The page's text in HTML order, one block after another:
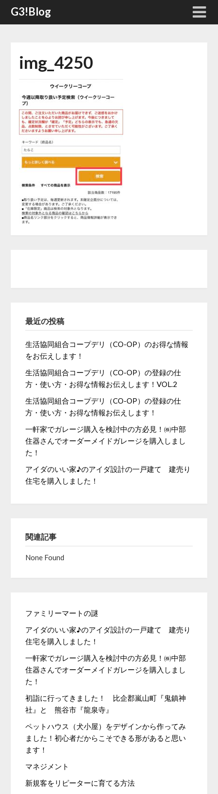
SkipG3!Blog
img_4250
最近の投稿
生活協同組合コープデリ（CO-OP）のお得な情報
をお伝えします！
生活協同組合コープデリ（CO-OP）の登録の仕
方・使い方・お得な情報お伝えします！VOL.2
生活協同組合コープデリ（CO-OP）の登録の仕
方・使い方・お得な情報お伝えします！
一軒家でガレージ購入を検討中の方必見！㈱中部
住器さんでオーダーメイドガレージを購入しまし
た！
アイダのいい家♪のアイダ設計の一戸建て 建売り
住宅を購入しました！
関連記事
None Found
ファミリーマートの謎
アイダのいい家♪のアイダ設計の一戸建て 建売り
住宅を購入しました！
一軒家でガレージ購入を検討中の方必見！㈱中部
住器さんでオーダーメイドガレージを購入しまし
た！
初詣に行ってきました！ 比企郡嵐山町『鬼鎮神
社』と 熊谷市『龍泉寺』
ペットハウス（犬小屋）をデザインから作ってみ
ました！初心者だからこそできる形があると思い
ます！
マネジメント
新規客をリピーターに育てる方法